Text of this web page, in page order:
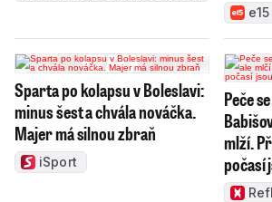
e15
Sparta po kolapsu v Boleslavi:
minus šest a chvála nováčka.
Majer má silnou zbraň
iSport
Peče
mlží.
počasí